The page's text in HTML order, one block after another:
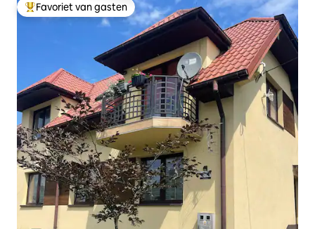
Topfavoriet van gasten
Favoriet van gasten